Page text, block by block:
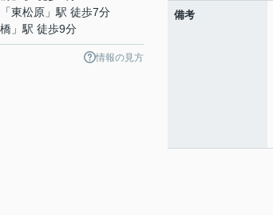
「東松原 」駅 徒歩7分
」駅 徒歩9分
情報の見方
備考